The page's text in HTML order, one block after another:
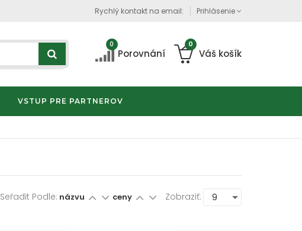
Rychlý kontakt na email: Prihlásenie
0
Porovnání
0
Váš košík
VSTUP PRE PARTNEROV
Zobraziť:
Seřadit Podle: názvu ceny